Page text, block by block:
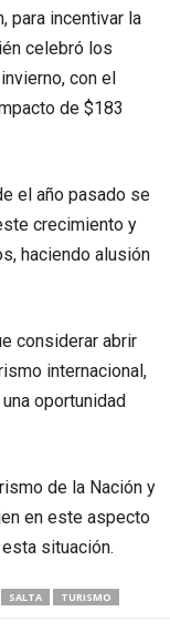
para incentivar la
celebró los
con el
de $183
el año pasado se
crecimiento y
haciendo alusión
considerar abrir
internacional,
oportunidad
de la Nación y
en este aspecto
situación.
SALTA TURISMO